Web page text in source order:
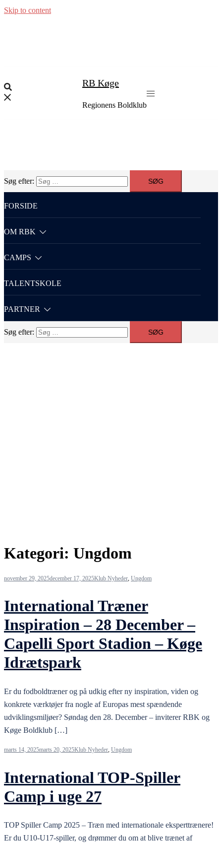
Skip to content
RB Køge
Regionens Boldklub
Søg efter:
FORSIDE
OM RBK
CAMPS
TALENTSKOLE
PARTNER
Søg efter:
Kategori: Ungdom
november 29, 2025december 17, 2025Klub Nyheder, Ungdom
International Træner
Inspiration – 28 December –
Capelli Sport Stadion – Køge
Idrætspark
Er du fodboldtræner og på udkig efter ny inspiration, viden og
konkrete værktøjer fra nogle af Europas mest spændende
udviklingsmiljøer? Søndag den 28. December – inviterer RBK og
Køge Boldklub […]
marts 14, 2025marts 20, 2025Klub Nyheder, Ungdom
International TOP-Spiller
Camp i uge 27
TOP Spiller Camp 2025 – Træn med internationale eksperttrænere!
Er du U10-U17-spiller, og drømmer du om at blive trænet af